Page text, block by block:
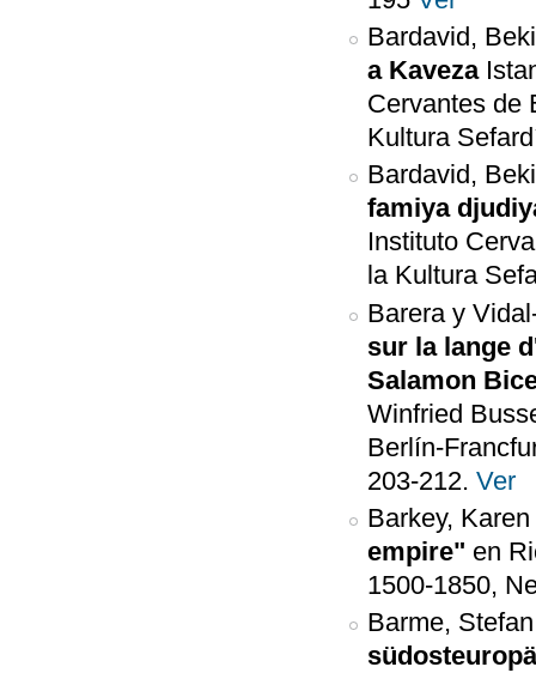
Bardavid,
a Kaveza
Cervantes de
Kultura
Bardavid,
famiya
Instituto
la Kultura
Barera y
sur la lange
Salamon
Winfried
Berlín-
203-212. Ver
Barkey,
empire" en
1500-1850,
Barme, Stefan